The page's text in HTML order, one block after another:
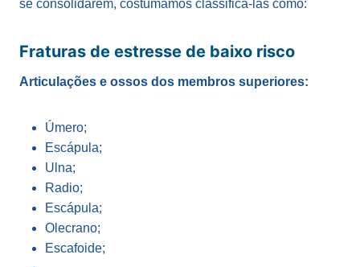
se consolidarem, costumamos classifica-las como:
Fraturas de estresse de baixo risco
Articulações e ossos dos membros superiores:
Úmero;
Escápula;
Ulna;
Radio;
Escápula;
Olecrano;
Escafoide;